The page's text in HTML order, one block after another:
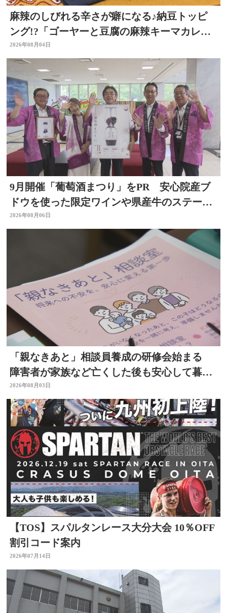
麻辣のしびれる辛さが癖になる♪納豆トッピ
ング!?「ゴーヤーと豆腐の麻辣キーマカレ
ー」～開店！キッチン別府ちゃん～
2026年08月04日
9月開催「葡萄酒まつり」をPR 安心院産ブ
ドウを使った限定ワインや県産牛のステーキ
など 大分
2026年08月06日
「親なきあと」相談員養成の研修会始まる
障害者が家族など亡くした後も安心して暮ら
せるように 大分
2026年08月03日
【TOS】スパルタンレース大分大会 10％OFF
割引コード案内
2026年07月14日